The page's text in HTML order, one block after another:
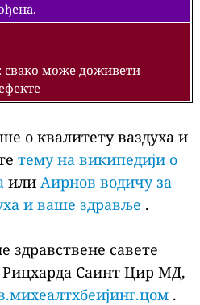
свако може доживети
о квалитету ваздуха и
тему на википедији о
или Аирнов водичу за
и ваше здравље .
здравствене савете
Саинт Цир МД,
.